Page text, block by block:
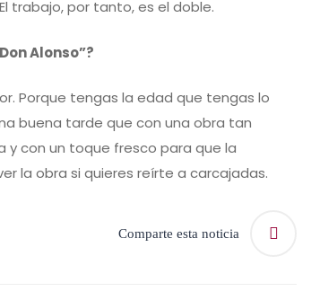
trabajo, por tanto, es el doble.
Alonso”?
Porque tengas la edad que tengas lo
buena tarde que con una obra tan
y con un toque fresco para que la
la obra si quieres reírte a carcajadas.
Comparte esta noticia